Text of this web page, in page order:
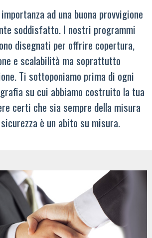
ad una buona provvigione
soddisfatto. I nostri programmi
disegnati per offrire copertura,
e scalabilità ma soprattutto
Ti sottoponiamo prima di ogni
su cui abbiamo costruito la tua
certi che sia sempre della misura
è un abito su misura.